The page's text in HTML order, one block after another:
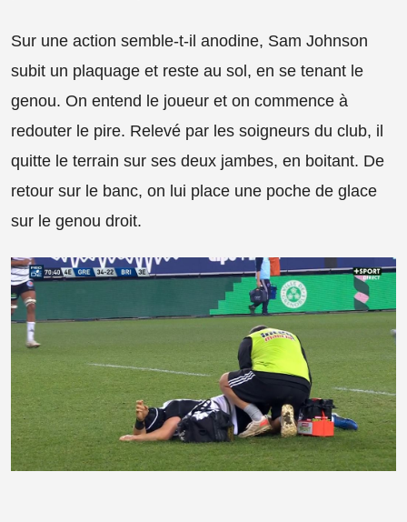
Sur une action semble-t-il anodine, Sam Johnson
subit un plaquage et reste au sol, en se tenant le
genou. On entend le joueur et on commence à
redouter le pire. Relevé par les soigneurs du club, il
quitte le terrain sur ses deux jambes, en boitant. De
retour sur le banc, on lui place une poche de glace
sur le genou droit.